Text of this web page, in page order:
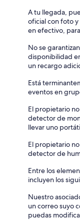
A tu llegada,
oficial con foto
en efectivo,
No se
disponibilidad
un recargo
Está
eventos en
El propietario
detector de
llevar uno
El propietario
detector de
Entre los
incluyen los
Nuestro
un correo suyo
puedas